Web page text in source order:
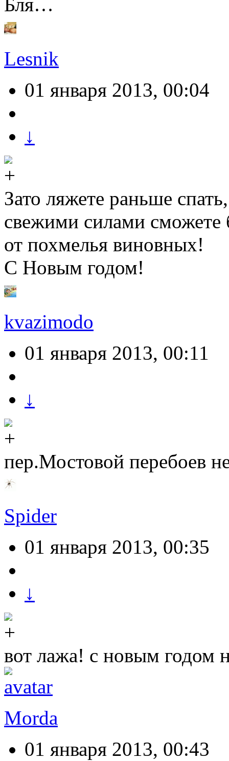
Бля…
Lesnik
01 января 2013, 00:04
↓
Зато ляжете раньше
свежими силами
от похмелья виновных!
С Новым годом!
kvazimodo
01 января 2013, 00:11
↓
пер.Мостовой перебоев
Spider
01 января 2013, 00:35
↓
вот лажа! с новым годом
Morda
01 января 2013, 00:43